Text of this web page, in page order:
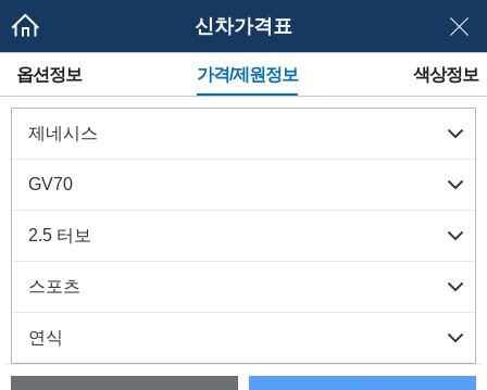
신차가격표
메
뉴
네
이
이
옵션정보 가격/제원정보 색상정보